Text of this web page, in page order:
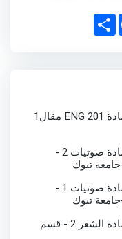
S
h
a
تجميعات اسئلة اختبارات وكويزات مادة ENG 201 مقال1
تجميعات اسئلة اختبارات وكويزات مادة صوتيات 2 -
تجميعات اسئلة اختبارات وكويزات مادة صوتيات 1 -
تجميعات اسئلة اختبارات وكويزات مادة الشعر 2 - قسم